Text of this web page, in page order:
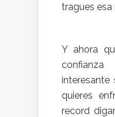
tragues esa
Y ahora
interesante
quieres
record